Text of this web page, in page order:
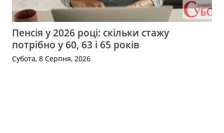
Пенсія у 2026 році: скільки стажу
потрібно у 60, 63 і 65 років
Субота, 8 Серпня, 2026